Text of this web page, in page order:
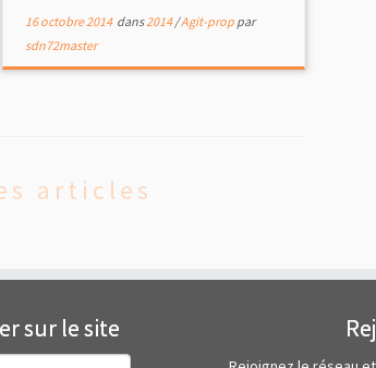
16 octobre 2014dans2014/Agit-prop par
sdn72master
articles
sur le site